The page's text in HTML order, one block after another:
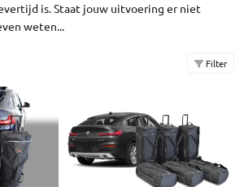
is. Staat jouw uitvoering er niet
weten...
Filter